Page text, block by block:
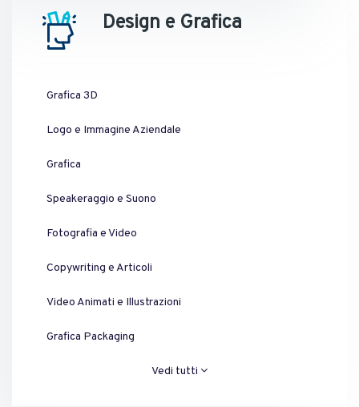
Design e Grafica
Grafica 3D
Logo e Immagine Aziendale
Grafica
Speakeraggio e Suono
Fotografia e Video
Copywriting e Articoli
Video Animati e Illustrazioni
Grafica Packaging
Vedi tutti